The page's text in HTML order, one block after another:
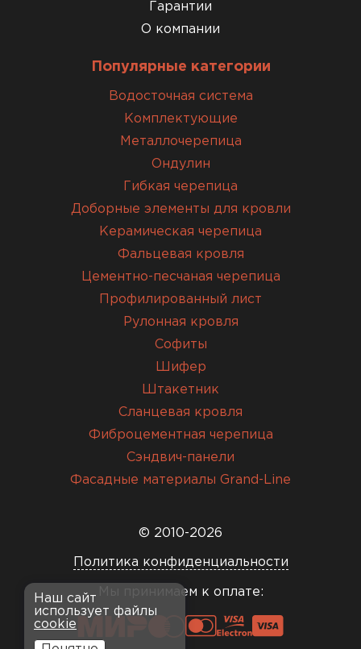
Гарантии
О компании
Популярные категории
Водосточная система
Комплектующие
Металлочерепица
Ондулин
Гибкая черепица
Доборные элементы для кровли
Керамическая черепица
Фальцевая кровля
Цементно-песчаная черепица
Профилированный лист
Рулонная кровля
Софиты
Шифер
Штакетник
Сланцевая кровля
Фиброцементная черепица
Сэндвич-панели
Фасадные материалы Grand-Line
© 2010-2026
Политика конфиденциальности
Мы принимаем к оплате:
Наш сайт
использует файлы
cookie